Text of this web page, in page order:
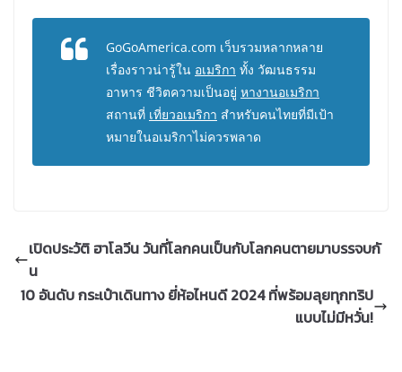
GoGoAmerica.com เว็บรวมหลากหลาย
เรื่องราวน่ารู้ใน อเมริกา ทั้ง วัฒนธรรม
อาหาร ชีวิตความเป็นอยู่ หางานอเมริกา
สถานที่ เที่ยวอเมริกา สำหรับคนไทยที่มีเป้า
หมายในอเมริกาไม่ควรพลาด
เปิดประวัติ ฮาโลวีน วันที่โลกคนเป็นกับโลกคนตายมาบรรจบกั
น
10 อันดับ กระเป๋าเดินทาง ยี่ห้อไหนดี 2024 ที่พร้อมลุยทุกทริป
แบบไม่มีหวั่น!